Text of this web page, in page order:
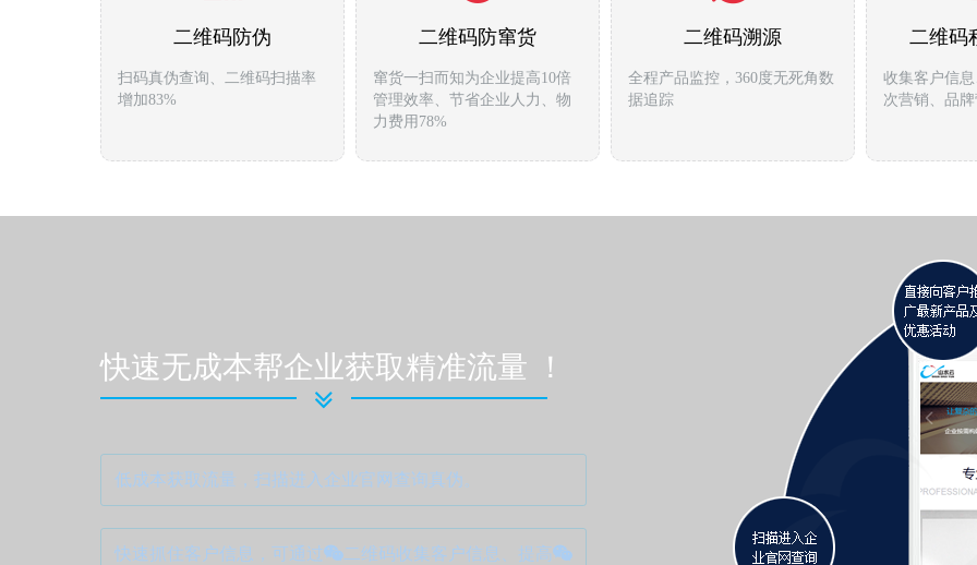
二维码防伪
扫码真伪查询、二维码扫描率
增加83%
二维码防窜货
窜货一扫而知为企业提高10倍
管理效率、节省企业人力、物
力费用78%
二维码溯源
全程产品监控，360度无死角数
据追踪
二维码
收集客户信
次营销、品
快速无成本帮企业获取精准流量 ！
低成本获取流量，扫描进入企业官网查询真伪。
快速抓住客户信息，可通过
二维码收集客户信息、提高